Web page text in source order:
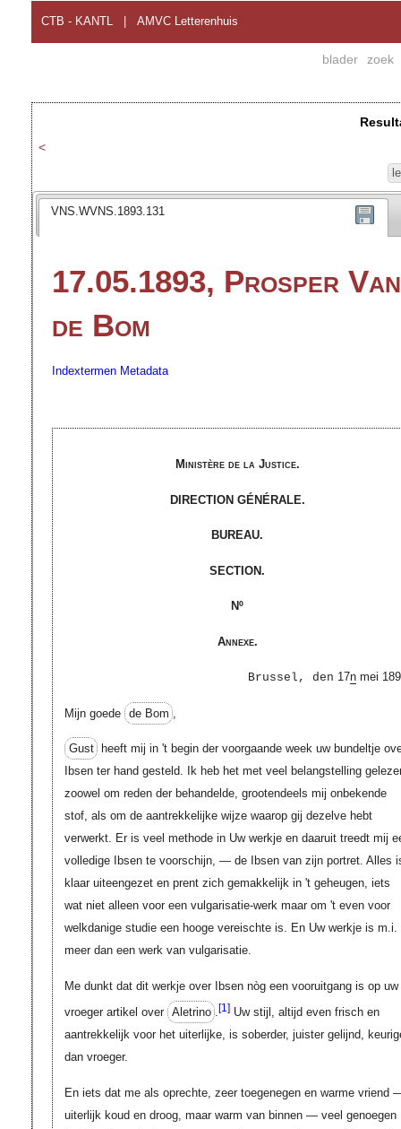
CTB - KANTL AMVC Letterenhuis
blader zoek
<
VNS.WVNS.1893.131
17.05.1893, Prosper
de Bom
Indextermen Metadata
Ministère de la Justice.
DIRECTION GÉNÉRALE.
BUREAU.
SECTION.
Nº
Annexe.
Brussel, den 17nmei
Mijn goede de Bom
Gust
heeft mij in 't begin der voorgaande week uw bundeltje
Ibsen ter hand gesteld. Ik heb het met veel belangstelling
zoowel om reden der behandelde, grootendeels mij onbekende
stof, als om de aantrekkelijke wijze waarop gij dezelve hebt
verwerkt. Er is veel methode in Uw werkje en daaruit treedt mij
volledige Ibsen te voorschijn, — de Ibsen van zijn portret. Alles
klaar uiteengezet en prent zich gemakkelijk in 't geheugen, iets
wat niet alleen voor een vulgarisatie-werk maar om 't even voor
welkdanige studie een hooge vereischte is. En Uw werkje is m.i.
meer dan een werk van vulgarisatie.
Me dunkt dat dit werkje over Ibsen nòg een vooruitgang is op uw
vroeger artikel over Aletrino .[1] Uw stijl, altijd even frisch en
aantrekkelijk voor het uiterlijke, is soberder, juister gelijnd,
dan vroeger.
En iets dat me als oprechte, zeer toegenegen en warme vriend
uiterlijk koud en droog, maar warm van binnen — veel genoegen